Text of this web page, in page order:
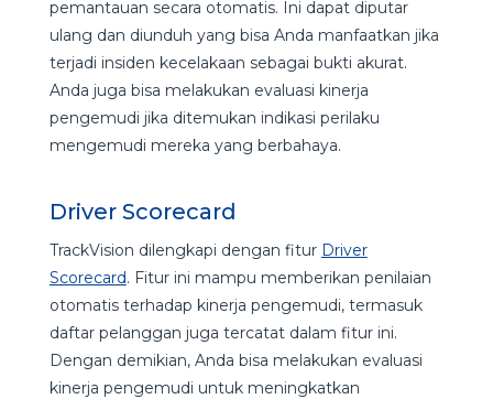
pemantauan secara otomatis. Ini dapat diputar
ulang dan diunduh yang bisa Anda manfaatkan jika
terjadi insiden kecelakaan sebagai bukti akurat.
Anda juga bisa melakukan evaluasi kinerja
pengemudi jika ditemukan indikasi perilaku
mengemudi mereka yang berbahaya.
Driver Scorecard
TrackVision dilengkapi dengan fitur Driver
Scorecard. Fitur ini mampu memberikan penilaian
otomatis terhadap kinerja pengemudi, termasuk
daftar pelanggan juga tercatat dalam fitur ini.
Dengan demikian, Anda bisa melakukan evaluasi
kinerja pengemudi untuk meningkatkan